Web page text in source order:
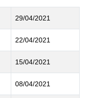
29/04/2021
22/04/2021
15/04/2021
08/04/2021